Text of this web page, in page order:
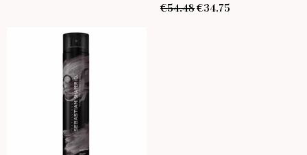
€54.48€34.75